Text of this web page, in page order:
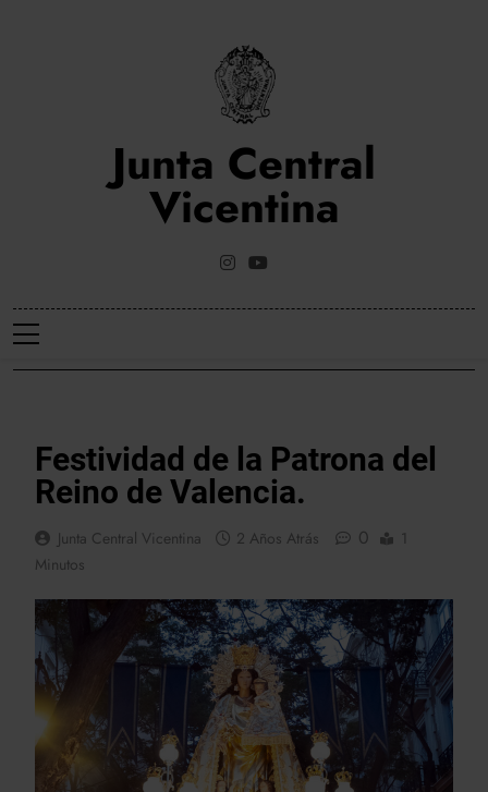
Junta Central
Vicentina
Web Oficial De La Junta Central Vicentina De Valencia
Festividad de la Patrona del
Reino de Valencia.
Junta Central Vicentina 2 Años Atrás 0
1
Minutos